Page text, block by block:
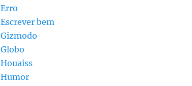
Erro
Escrever bem
Gizmodo
Globo
Houaiss
Humor